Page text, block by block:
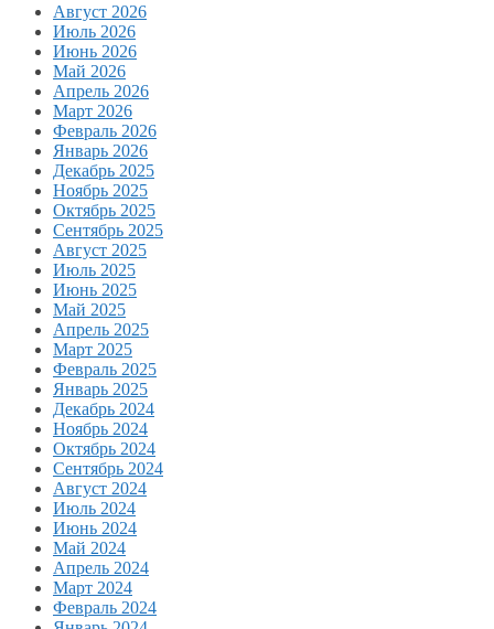
Август 2026
Июль 2026
Июнь 2026
Май 2026
Апрель 2026
Март 2026
Февраль 2026
Январь 2026
Декабрь 2025
Ноябрь 2025
Октябрь 2025
Сентябрь 2025
Август 2025
Июль 2025
Июнь 2025
Май 2025
Апрель 2025
Март 2025
Февраль 2025
Январь 2025
Декабрь 2024
Ноябрь 2024
Октябрь 2024
Сентябрь 2024
Август 2024
Июль 2024
Июнь 2024
Май 2024
Апрель 2024
Март 2024
Февраль 2024